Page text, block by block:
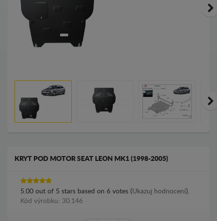
KRYT POD MOTOR SEAT LEON MK1 (1998-2005)
5.00 out of 5 stars based on 6 votes (Ukazuj hodnocení).
Kód výrobku: 30.146